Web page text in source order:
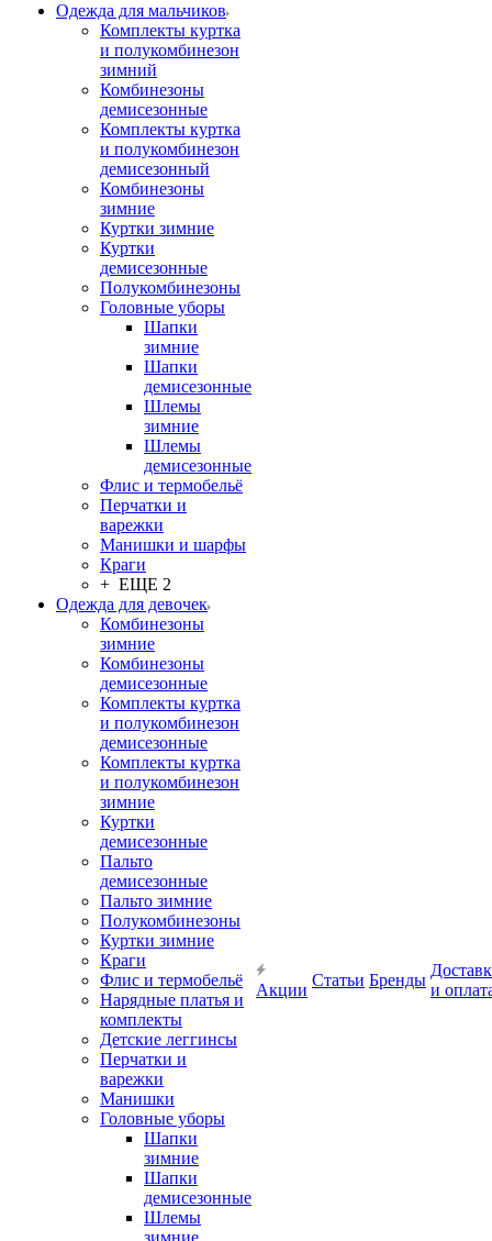
Одежда для мальчиков
Комплекты куртка
и полукомбинезон
зимний
Комбинезоны
демисезонные
Комплекты куртка
и полукомбинезон
демисезонный
Комбинезоны
зимние
Куртки зимние
Куртки
демисезонные
Полукомбинезоны
Головные уборы
Шапки
зимние
Шапки
демисезонные
Шлемы
зимние
Шлемы
демисезонные
Флис и термобельё
Перчатки и
варежки
Манишки и шарфы
Краги
+ ЕЩЕ 2
Одежда для девочек
Комбинезоны
зимние
Комбинезоны
демисезонные
Комплекты куртка
и полукомбинезон
демисезонные
Комплекты куртка
и полукомбинезон
зимние
Куртки
демисезонные
Пальто
демисезонные
Пальто зимние
Полукомбинезоны
Куртки зимние
Краги
Флис и термобельё
Нарядные платья и
комплекты
Детские леггинсы
Перчатки и
варежки
Манишки
Головные уборы
Шапки
зимние
Шапки
демисезонные
Шлемы
зимние
Акции
Статьи Бренды
и